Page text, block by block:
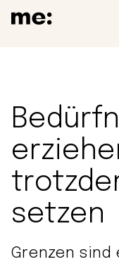
setzen
Grenzen